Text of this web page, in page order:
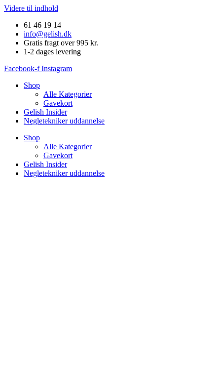
Videre til indhold
61 46 19 14
info@gelish.dk
Gratis fragt over 995 kr.
1-2 dages levering
Facebook-f Instagram
Shop
Alle Kategorier
Gavekort
Gelish Insider
Negletekniker uddannelse
Shop
Alle Kategorier
Gavekort
Gelish Insider
Negletekniker uddannelse